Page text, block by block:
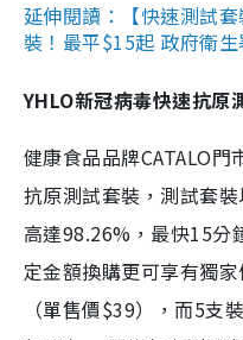
延伸閱讀：【快速測試
裝！最平$15起 政府衛
YHLO新冠病毒快速抗原
健康食品品牌CATALO
抗原測試套裝，測試套
高達98.26%，最快15分
定金額換購更可享有獨
（單售價$39），而5支